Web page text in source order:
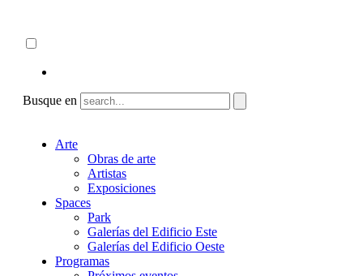
content
Busque en
Arte
Obras de arte
Artistas
Exposiciones
Spaces
Park
Galerías del Edificio Este
Galerías del Edificio Oeste
Programas